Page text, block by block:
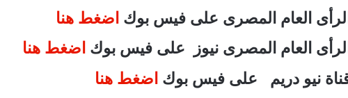
العام المصرى على فيس بوك اضغط هنا
العام المصرى نيوز على فيس بوك اضغط هنا
نيو دريم على فيس بوك اضغط هنا